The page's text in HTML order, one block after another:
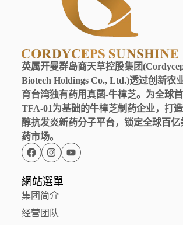
英属开曼群岛商天草控股集团
Biotech Holdings Co., Ltd.)透过创新农
育台湾独有药用真菌-牛樟芝。为全球
TFA-01为基础的牛樟芝制药企业，打
醇抗发炎新药分子平台，锁定全球百亿
药市场。
網站選單
集团简介
经营团队